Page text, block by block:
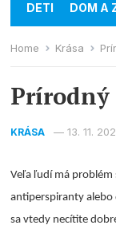
DETI DOM A
Home Krása
Prírodný
KRÁSA — 13. 11.
Veľa ľudí má problém
antiperspiranty alebo
sa vtedy necítite